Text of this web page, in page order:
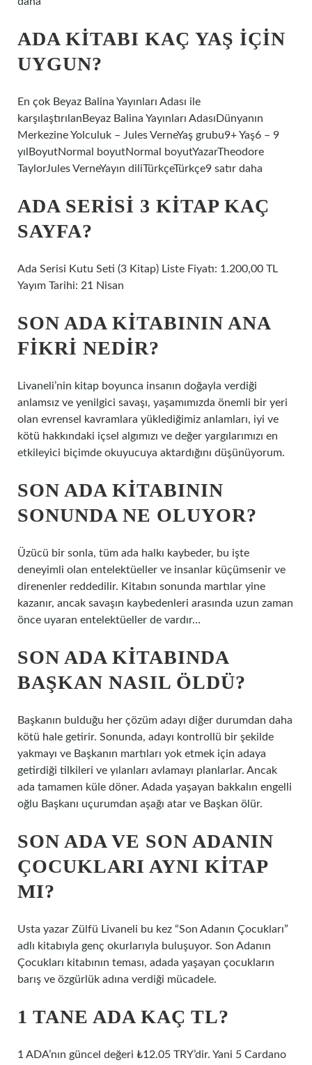
ADA KITABI KAÇ YAŞ IÇIN
UYGUN?
En çok Beyaz Balina Yayınları Adası ile
karşılaştırılanBeyaz Balina Yayınları AdasıDünyanın
Merkezine Yolculuk – Jules VerneYaş grubu9+ Yaş6 – 9
yılBoyutNormal boyutNormal boyutYazarTheodore
TaylorJules VerneYayın diliTürkçeTürkçe9 satır daha
ADA SERISI 3 KITAP KAÇ
SAYFA?
Ada Serisi Kutu Seti (3 Kitap) Liste Fiyatı: 1.200,00 TL
Yayım Tarihi: 21 Nisan
SON ADA KITABININ ANA
FIKRI NEDIR?
Livaneli’nin kitap boyunca insanın doğayla verdiği
anlamsız ve yenilgici savaşı, yaşamımızda önemli bir yeri
olan evrensel kavramlara yüklediğimiz anlamları, iyi ve
kötü hakkındaki içsel algımızı ve değer yargılarımızı en
etkileyici biçimde okuyucuya aktardığını düşünüyorum.
SON ADA KITABININ
SONUNDA NE OLUYOR?
Üzücü bir sonla, tüm ada halkı kaybeder, bu işte
deneyimli olan entelektüeller ve insanlar küçümsenir ve
direnenler reddedilir. Kitabın sonunda martılar yine
kazanır, ancak savaşın kaybedenleri arasında uzun zaman
önce uyaran entelektüeller de vardır…
SON ADA KITABINDA
BAŞKAN NASIL ÖLDÜ?
Başkanın bulduğu her çözüm adayı diğer durumdan daha
kötü hale getirir. Sonunda, adayı kontrollü bir şekilde
yakmayı ve Başkanın martıları yok etmek için adaya
getirdiği tilkileri ve yılanları avlamayı planlarlar. Ancak
ada tamamen küle döner. Adada yaşayan bakkalın engelli
oğlu Başkanı uçurumdan aşağı atar ve Başkan ölür.
SON ADA VE SON ADANIN
ÇOCUKLARI AYNI KITAP
MI?
Usta yazar Zülfü Livaneli bu kez “Son Adanın Çocukları”
adlı kitabıyla genç okurlarıyla buluşuyor. Son Adanın
Çocukları kitabının teması, adada yaşayan çocukların
barış ve özgürlük adına verdiği mücadele.
1 TANE ADA KAÇ TL?
1 ADA’nın güncel değeri ₺12.05 TRY’dir. Yani 5 Cardano